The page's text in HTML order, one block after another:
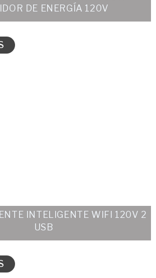
DE ENERGÍA 120V
INTELIGENTE WIFI 120V 2
USB